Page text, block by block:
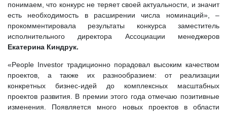
понимаем, что конкурс не теряет своей актуальности, и значит
есть необходимость в расширении числа номинаций», –
прокомментировала результаты конкурса заместитель
исполнительного директора Ассоциации менеджеров
Екатерина Киндрук.
«Peoplе Investor традиционно порадовал высоким качеством
проектов, а также их разнообразием: от реализации
конкретных бизнес-идей до комплексных масштабных
проектов развития. В премии этого года отмечаю позитивные
изменения. Появляется много новых проектов в области